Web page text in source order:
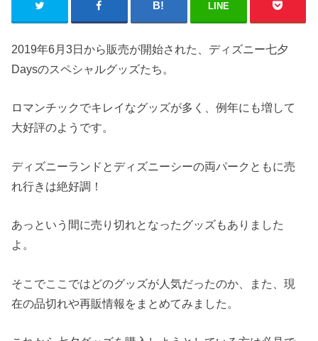
LINE
2019年6月3日から販売が開始された、ディズニー七夕
Daysのスペシャルグッズたち。
ロマンチックでキレイなグッズが多く、例年にも増して
大好評のようです。
ディズニーランドとディズニーシーの両パークともに売
れ行きは絶好調！
あっという間に売り切れとなったグッズもありました
よ。
そこでここではどのグッズが人気だったのか、また、現
在の品切れや再販情報をまとめてみました。